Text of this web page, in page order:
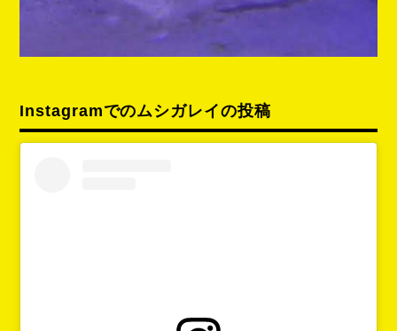
Instagramでのムシガレイの投稿